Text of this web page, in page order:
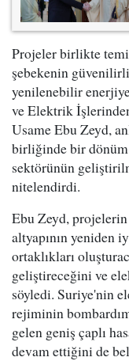
Projeler birlikte
şebekenin
yenilenebilir
ve Elektrik
Usame Ebu Zeyd,
birliğinde bir
sektörünün
nitelendirdi.
Ebu Zeyd,
altyapının yeniden
ortaklıkları
geliştireceğini ve
söyledi. Suriye'nin
rejiminin
gelen geniş çaplı
devam ettiğini de